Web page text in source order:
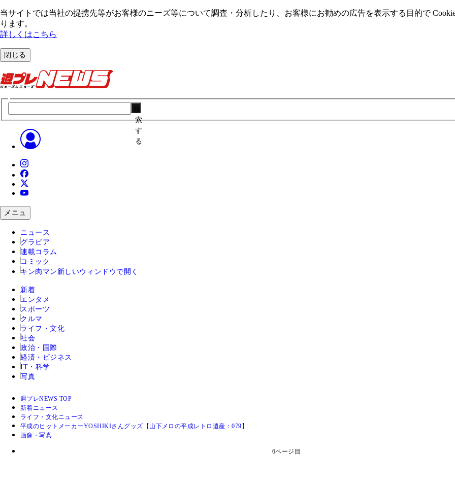
当サイトでは当社の提携先等がお客様のニーズ等について調査・分析したり、お客様にお勧めの広告を表⽰する⽬的で
ります。
詳しくはこちら
閉じる
索
す
る
メニュ
ニュース
グラビア
連載コラム
コミック
キン肉マン 新しいウィンドウで開く
新着
エンタメ
スポーツ
クルマ
ライフ・文化
社会
政治・国際
経済・ビジネス
IT・科学
写真
週プレNEWS TOP
新着ニュース
ライフ・文化ニュース
平成のヒットメーカーYOSHIKIさんグッズ【山下メロの平成レトロ遺産：079】
画像・写真
6ページ目